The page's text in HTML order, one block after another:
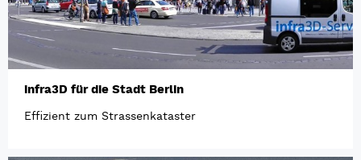
infra3D für die Stadt Berlin
Effizient zum Strassenkataster